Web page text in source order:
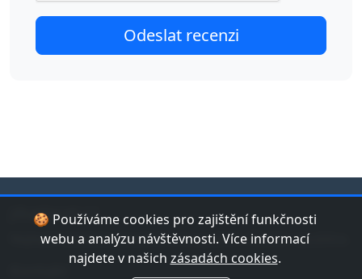
🍪 Používáme cookies pro zajištění funkčnosti
webu a analýzu návštěvnosti. Více informací
najdete v našich zásadách cookies.
jduplavat.cz
Nejlepší databáze bazénů a koupališť v České republice.